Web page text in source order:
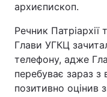
архиєпископ.
Речник
Глави УГКЦ
телефону, адже
перебуває зараз
позитивно оцінив